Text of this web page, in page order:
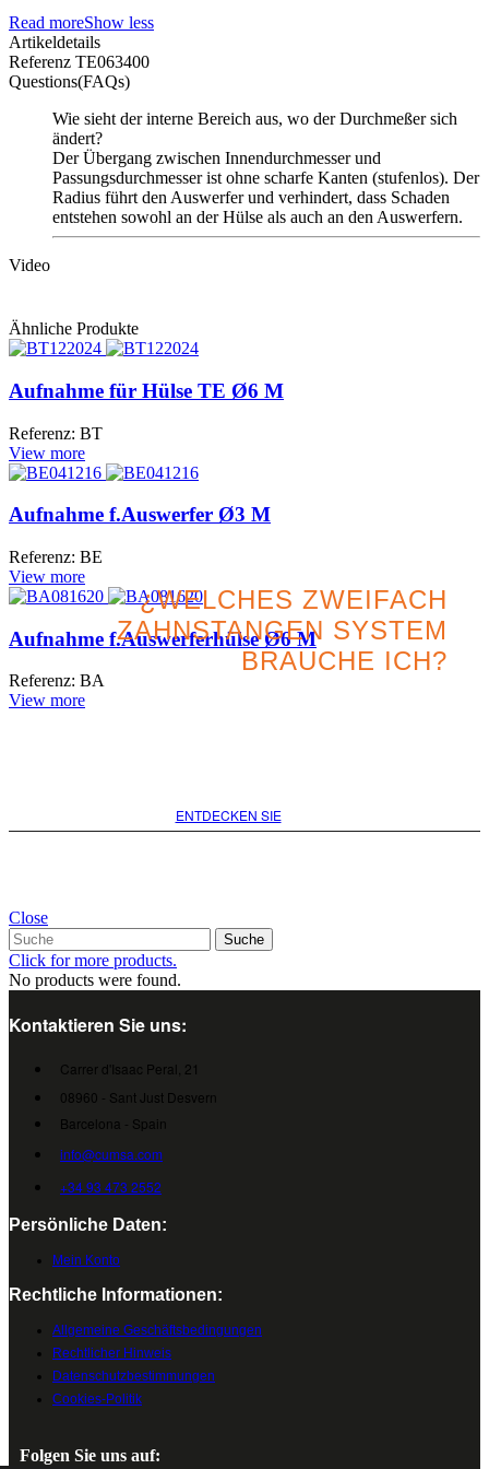
Read moreShow less
Artikeldetails
Referenz TE063400
Questions(FAQs)
Wie sieht der interne Bereich aus, wo der Durchmeßer sich
ändert?
Der Übergang zwischen Innendurchmesser und
Passungsdurchmesser ist ohne scharfe Kanten (stufenlos). Der
Radius führt den Auswerfer und verhindert, dass Schaden
entstehen sowohl an der Hülse als auch an den Auswerfern.
Video
Ähnliche Produkte
Aufnahme für Hülse TE Ø6 M
Referenz: BT
View more
Aufnahme f.Auswerfer Ø3 M
Referenz: BE
View more
Aufnahme f.Auswerferhülse Ø6 M
Referenz: BA
View more
¿WELCHES ZWEIFACH
ZAHNSTANGEN SYSTEM
BRAUCHE ICH?
ENTDECKEN SIE
Close
Suche
Click for more products.
No products were found.
Kontaktieren Sie uns:
Carrer d'Isaac Peral, 21
08960 - Sant Just Desvern
Barcelona - Spain
info@cumsa.com
+34 93 473 2552
Persönliche Daten:
Mein Konto
Rechtliche Informationen:
Allgemeine Geschäftsbedingungen
Rechtlicher Hinweis
Datenschutzbestimmungen
Cookies-Politik
Folgen Sie uns auf: